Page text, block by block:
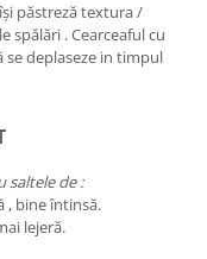
păstreză textura /
spălări . Cearceaful cu
se deplaseze in timpul
saltele de :
, bine întinsă.
lejeră.